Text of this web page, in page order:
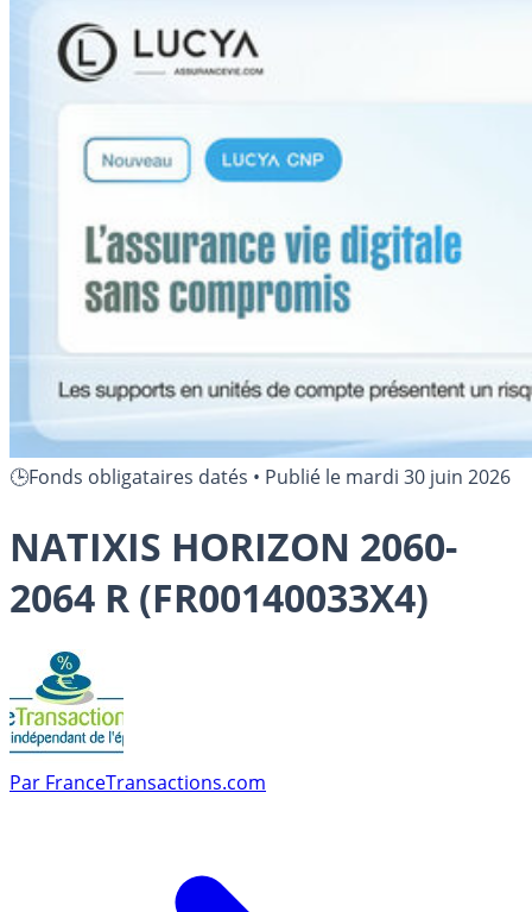
🕒Fonds obligataires datés • Publié le mardi 30 juin 2026
NATIXIS HORIZON 2060-
2064 R (FR00140033X4)
Par FranceTransactions.com